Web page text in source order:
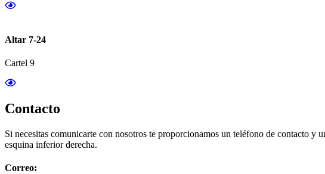
Altar 7-24
Cartel 9
Contacto
Si necesitas comunicarte con nosotros te proporcionamos un teléfono de contacto
esquina inferior derecha.
Correo: